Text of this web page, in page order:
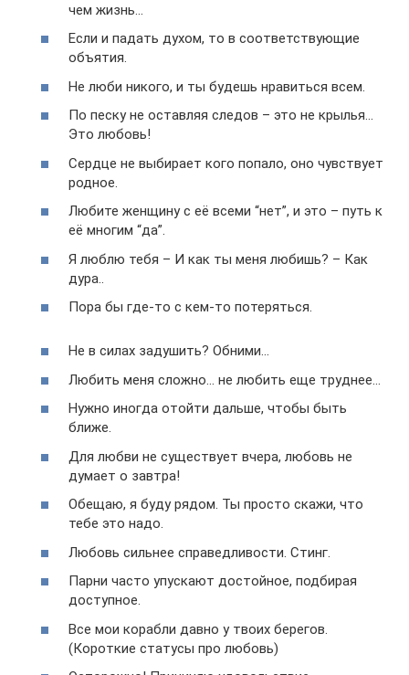
чем жизнь…
Если и падать духом, то в соответствующие
объятия.
Не люби никого, и ты будешь нравиться всем.
По песку не оставляя следов – это не крылья…
Это любовь!
Сердце не выбирает кого попало, оно чувствует
родное.
Любите женщину с её всеми “нет”, и это – путь к
её многим “да”.
Я люблю тебя – И как ты меня любишь? – Как
дура..
Пора бы где-то с кем-то потеряться.
Не в силах задушить? Обними…
Любить меня сложно… не любить еще труднее…
Нужно иногда отойти дальше, чтобы быть
ближе.
Для любви не существует вчера, любовь не
думает о завтра!
Обещаю, я буду рядом. Ты просто скажи, что
тебе это надо.
Любовь сильнее справедливости. Стинг.
Парни часто упускают достойное, подбирая
доступное.
Все мои корабли давно у твоих берегов.
(Короткие статусы про любовь)